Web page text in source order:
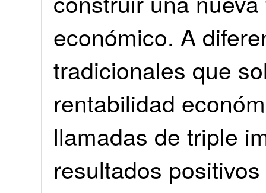
económico. A
tradicionales que
rentabilidad
llamadas de triple
resultados